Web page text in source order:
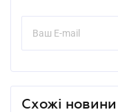
Схожі новини